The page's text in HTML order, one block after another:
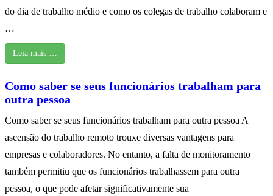
do dia de trabalho médio e como os colegas de trabalho colaboram e
…
Leia mais …
Como saber se seus funcionários trabalham para
outra pessoa
Como saber se seus funcionários trabalham para outra pessoa A
ascensão do trabalho remoto trouxe diversas vantagens para
empresas e colaboradores. No entanto, a falta de monitoramento
também permitiu que os funcionários trabalhassem para outra
pessoa, o que pode afetar significativamente sua